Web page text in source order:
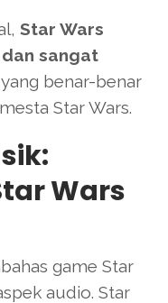
Star Wars
sangat
benar-benar
Star Wars.
Wars
game Star
audio. Star